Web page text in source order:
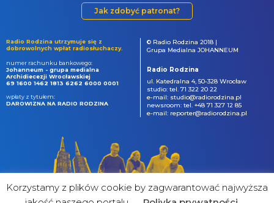
Jak zdobyć patronat?
Radio Rodzina utrzymuje się z
dobrowolnych wpłat radiosłuchaczy.
numer rachunku bankowego:
Johanneum - grupa medialna
Archidiecezji Wrocławskiej
69 1600 1462 1813 6262 6000 0001
wpłaty z tytułem:
DAROWIZNA NA RADIO RODZINA
© Radio Rodzina 2018 |
Grupa Medialna JOHANNEUM
Radio Rodzina
ul. Katedralna 4, 50-328 Wrocław
studio: tel. 71 322 20 22
e-mail: studio@radiorodzina.pl
newsroom: tel. +48 71 327 12 85
e-mail: reporter@radiorodzina.pl
Korzystamy z plików cookie by zagwarantować najwyższa